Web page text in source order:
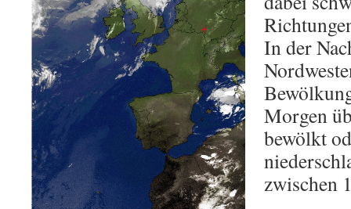
In der
Morgen
bewölkt
zwischen